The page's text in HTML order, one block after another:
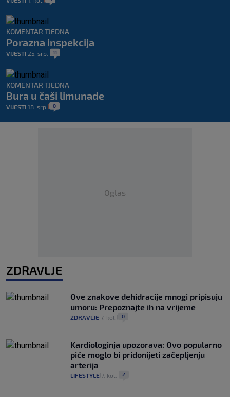
KOMENTAR TJEDNA
Porazna inspekcija
VIJESTI 25. srp. 11
KOMENTAR TJEDNA
Bura u čaši limunade
VIJESTI 18. srp. 0
Oglas
ZDRAVLJE
Ove znakove dehidracije mnogi pripisuju
umoru: Prepoznajte ih na vrijeme
ZDRAVLJE 7. kol. 0
Kardiologinja upozorava: Ovo popularno
piće moglo bi pridonijeti začepljenju
arterija
LIFESTYLE 7. kol. 2